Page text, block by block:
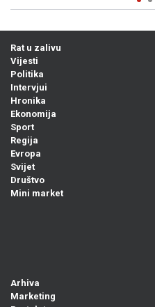
Rat u zalivu
Vijesti
Politika
Intervjui
Hronika
Ekonomija
Sport
Regija
Evropa
Svijet
Društvo
Mini market
Arhiva
Marketing